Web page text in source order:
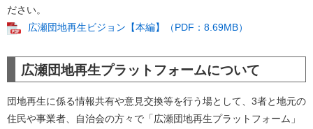
ださい。
広瀬団地再生ビジョン【本編】（PDF：8.69MB）
広瀬団地再生プラットフォームについて
団地再生に係る情報共有や意見交換等を行う場として、3者と地元の
住民や事業者、自治会の方々で「広瀬団地再生プラットフォーム」